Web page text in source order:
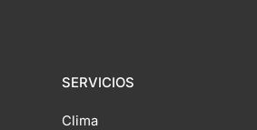
SERVICIOS
Clima